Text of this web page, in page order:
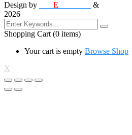
Design by
E &
2026
Shopping Cart(0 items)
Your cart is empty Browse Shop
X